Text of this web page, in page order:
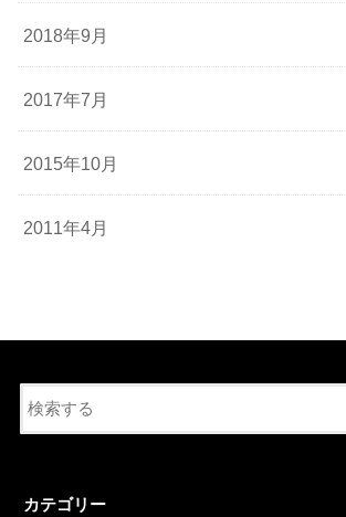
2018年9月
2017年7月
2015年10月
2011年4月
カテゴリー